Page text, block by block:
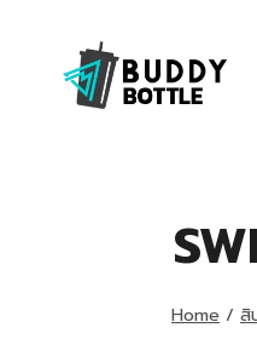
content
Home / สิ